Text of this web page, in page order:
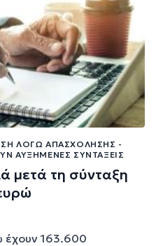
ΛΌΓΩ ΑΠΑΣΧΌΛΗΣΗΣ -
ΑΥΞΗΜΈΝΕΣ ΣΥΝΤΆΞΕΙΣ
μετά τη σύνταξη
έχουν 163.600